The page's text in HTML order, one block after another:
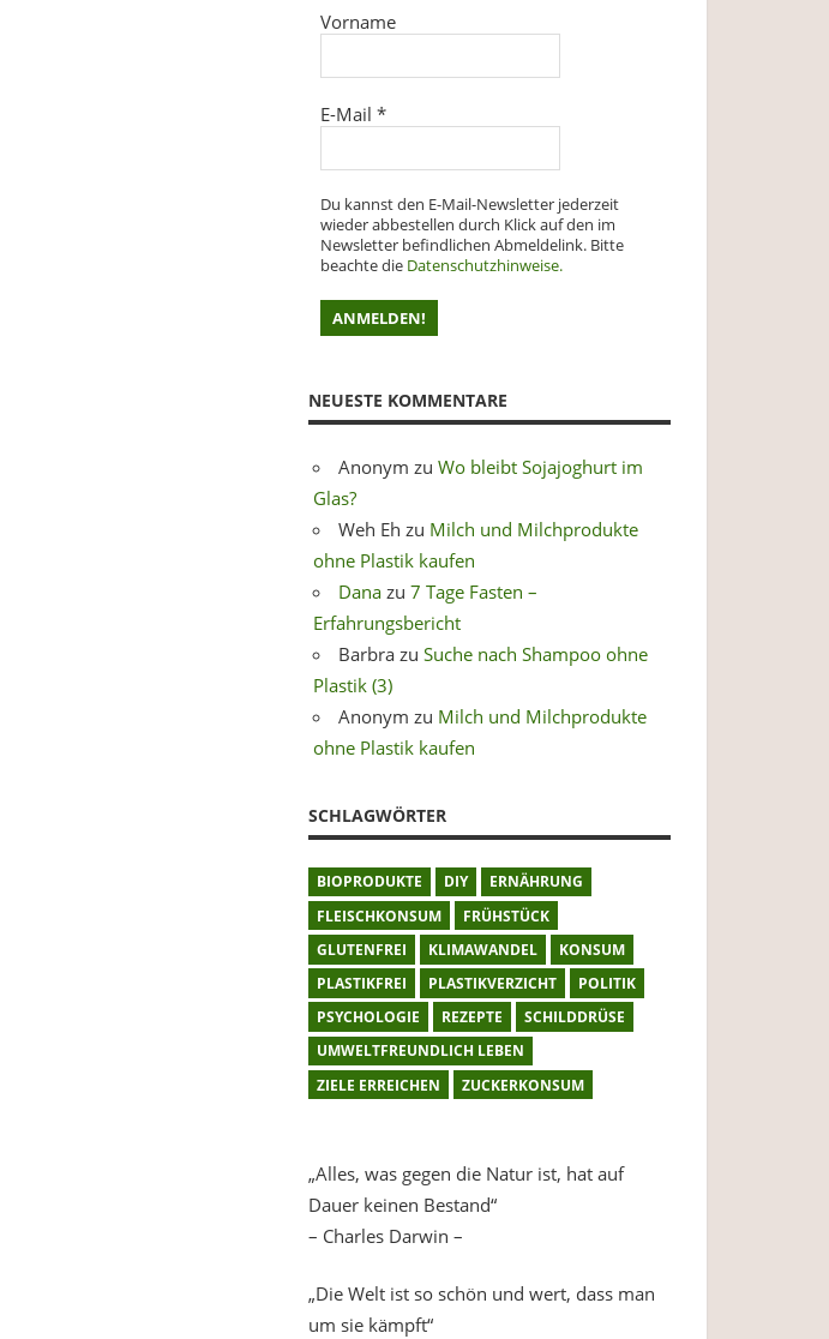
Vorname
E-Mail *
Du kannst den E-Mail-Newsletter jederzeit
wieder abbestellen durch Klick auf den im
Newsletter befindlichen Abmeldelink. Bitte
beachte die Datenschutzhinweise.
NEUESTE KOMMENTARE
Anonym zuWo bleibt Sojajoghurt im
Glas?
Weh Eh zu Milch und Milchprodukte
ohne Plastik kaufen
Dana zu7 Tage Fasten –
Erfahrungsbericht
Barbra zuSuche nach Shampoo ohne
Plastik (3)
Anonym zu Milch und Milchprodukte
ohne Plastik kaufen
SCHLAGWÖRTER
BIOPRODUKTE DIY
ERNÄHRUNG
FLEISCHKONSUM
FRÜHSTÜCK
GLUTENFREI
KLIMAWANDEL
KONSUM
PLASTIKFREI
PLASTIKVERZICHT
POLITIK
PSYCHOLOGIE
REZEPTE
SCHILDDRÜSE
UMWELTFREUNDLICH LEBEN
ZIELE ERREICHEN
ZUCKERKONSUM
„Alles, was gegen die Natur ist, hat auf
Dauer keinen Bestand“
– Charles Darwin –
„Die Welt ist so schön und wert, dass man
um sie kämpft“